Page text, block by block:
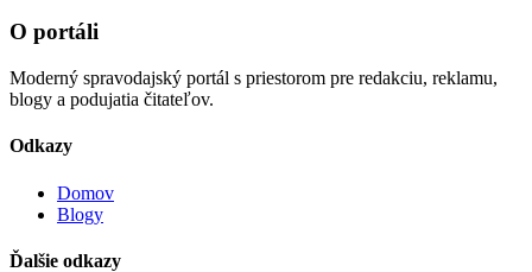
O portáli
Moderný spravodajský portál s priestorom pre redakciu, reklamu,
blogy a podujatia čitateľov.
Odkazy
Domov
Blogy
Ďalšie odkazy